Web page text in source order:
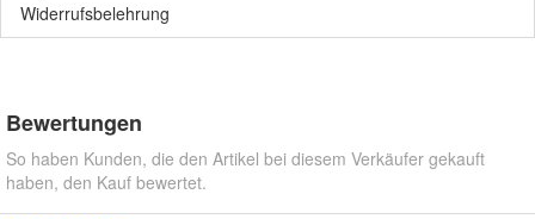
Widerrufsbelehrung
Bewertungen
So haben Kunden, die den Artikel bei diesem Verkäufer gekauft
haben, den Kauf bewertet.